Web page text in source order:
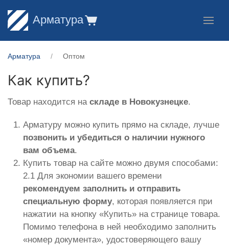
Арматура
Арматура Оптом
Как купить?
Товар находится на складе в Новокузнецке.
Арматуру можно купить прямо на складе, лучше
позвонить и убедиться о наличии нужного
вам объема.
Купить товар на сайте можно двумя способами:
2.1 Для экономии вашего времени
рекомендуем заполнить и отправить
специальную форму, которая появляется при
нажатии на кнопку «Купить» на странице товара.
Помимо телефона в ней необходимо заполнить
«номер документа», удостоверяющего вашу